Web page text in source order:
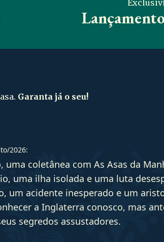
Garanta já o seu!
2026:
uma coletânea com As Asas da
uma ilha isolada e uma luta
um acidente inesperado e um
a Inglaterra conosco, mas
segredos assustadores.